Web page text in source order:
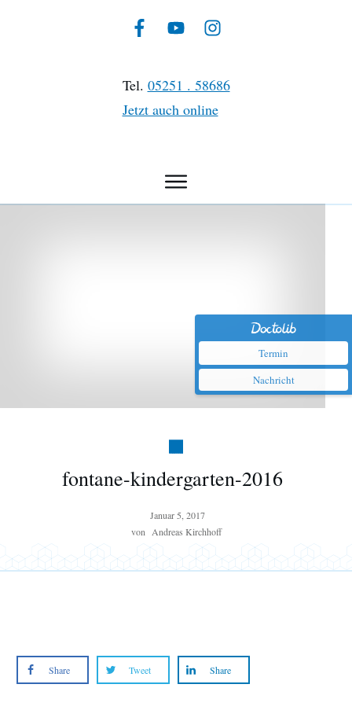
Termin
Nachricht
Tel. 05251 . 58686
Jetzt auch online
fontane-kindergarten-2016
Januar 5, 2017
von Andreas Kirchhoff
Share Tweet Share